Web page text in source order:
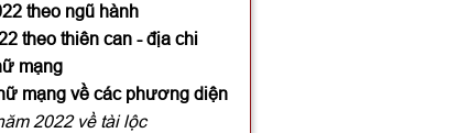
theo ngũ hành
theo thiên can - địa chi
mạng
mạng về các phương diện
2022 về tài lộc